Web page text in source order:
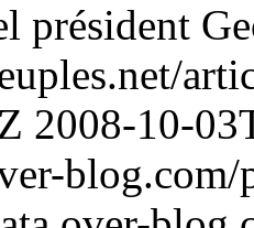
président
2008-10-